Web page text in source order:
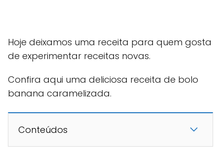
Hoje deixamos uma receita para quem gosta
de experimentar receitas novas.
Confira aqui uma deliciosa receita de bolo
banana caramelizada.
Conteúdos